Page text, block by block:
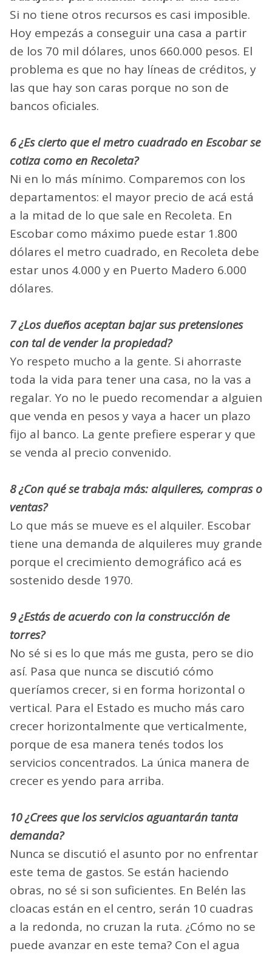
Si no tiene otros recursos es casi imposible.
Hoy empezás a conseguir una casa a partir
de los 70 mil dólares, unos 660.000 pesos. El
problema es que no hay líneas de créditos, y
las que hay son caras porque no son de
bancos oficiales.
6 ¿Es cierto que el metro cuadrado en Escobar se
cotiza como en Recoleta?
Ni en lo más mínimo. Comparemos con los
departamentos: el mayor precio de acá está
a la mitad de lo que sale en Recoleta. En
Escobar como máximo puede estar 1.800
dólares el metro cuadrado, en Recoleta debe
estar unos 4.000 y en Puerto Madero 6.000
dólares.
7 ¿Los dueños aceptan bajar sus pretensiones
con tal de vender la propiedad?
Yo respeto mucho a la gente. Si ahorraste
toda la vida para tener una casa, no la vas a
regalar. Yo no le puedo recomendar a alguien
que venda en pesos y vaya a hacer un plazo
fijo al banco. La gente prefiere esperar y que
se venda al precio convenido.
8 ¿Con qué se trabaja más: alquileres, compras o
ventas?
Lo que más se mueve es el alquiler. Escobar
tiene una demanda de alquileres muy grande
porque el crecimiento demográfico acá es
sostenido desde 1970.
9 ¿Estás de acuerdo con la construcción de
torres?
No sé si es lo que más me gusta, pero se dio
así. Pasa que nunca se discutió cómo
queríamos crecer, si en forma horizontal o
vertical. Para el Estado es mucho más caro
crecer horizontalmente que verticalmente,
porque de esa manera tenés todos los
servicios concentrados. La única manera de
crecer es yendo para arriba.
10 ¿Crees que los servicios aguantarán tanta
demanda?
Nunca se discutió el asunto por no enfrentar
este tema de gastos. Se están haciendo
obras, no sé si son suficientes. En Belén las
cloacas están en el centro, serán 10 cuadras
a la redonda, no cruzan la ruta. ¿Cómo no se
puede avanzar en este tema? Con el agua